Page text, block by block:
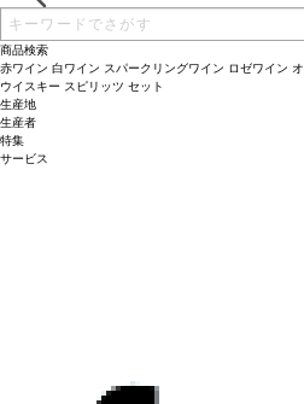
商品検索
赤ワイン 白ワイン スパークリングワイン ロゼワイン
ウイスキー スピリッツ セット
生産地
生産者
特集
サービス